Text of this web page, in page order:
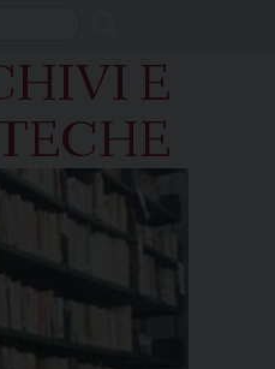
E